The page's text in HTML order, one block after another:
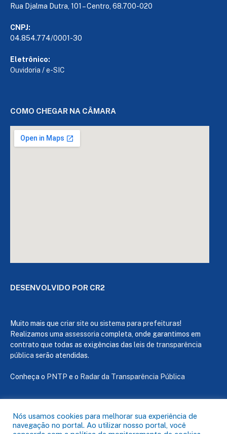
Rua Djalma Dutra, 101 – Centro, 68.700-020
CNPJ:
04.854.774/0001-30
Eletrônico:
Ouvidoria /e-SIC
COMO CHEGAR NA CÂMARA
DESENVOLVIDO POR CR2
Muito mais que criar site ou sistema para prefeituras!
Realizamos uma assessoria completa, onde garantimos em
contrato que todas as exigências das leis de transparência
pública serão atendidas.
Conheça o PNTP e o Radar da Transparência Pública
Todos os direitos reservados a Câmara de Capanema
Nós usamos cookies para melhorar sua experiência de
navegação no portal. Ao utilizar nosso portal, você